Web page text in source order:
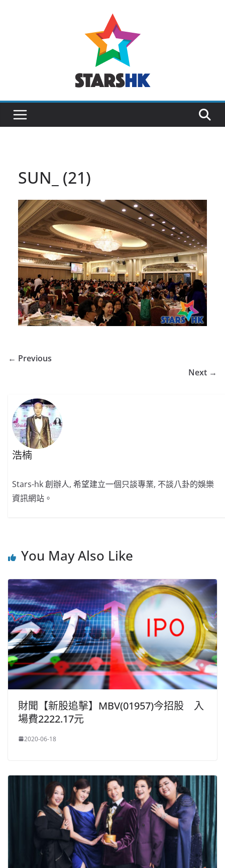
SUN_ (21)
← Previous
Next →
浩楠
Stars-hk 創辦人, 希望建立一個只談專業, 不談八卦的娛樂
資訊網站。
You May Also Like
財聞【新股追擊】MBV(01957)今招股 入
場費2222.17元
2020-06-18